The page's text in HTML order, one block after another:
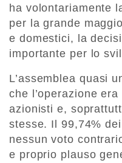
ha volontariamente
per la grande
e domestici, la
importante per lo
L’assemblea quasi
che l’operazione
azionisti e,
stesse. Il 99,74%
nessun voto
e proprio plauso